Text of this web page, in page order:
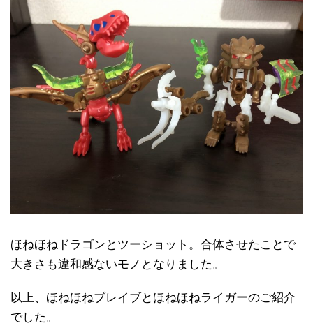
ほねほねドラゴンとツーショット。合体させたことで
大きさも違和感ないモノとなりました。
以上、ほねほねブレイブとほねほねライガーのご紹介
でした。